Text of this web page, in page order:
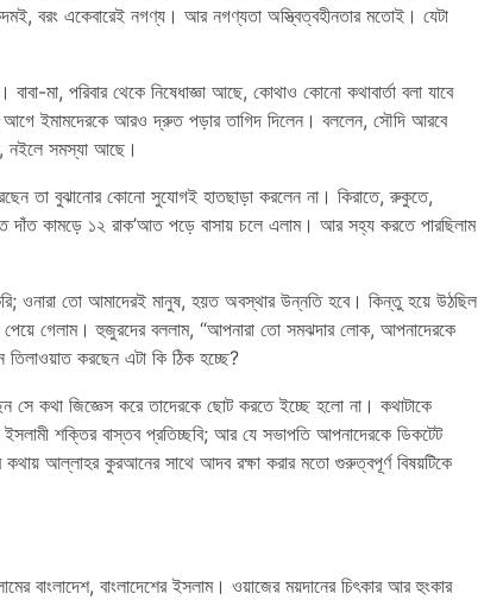
বরং একেবারেই নগণ্য। আর নগণ্যতা অস্ত্বিত্বহীনতার মতোই। যেটা
মা, পরিবার থেকে নিষেধাজ্ঞা আছে, কোথাও কোনো কথাবার্তা বলা যাবে
আগে ইমামদেরকে আরও দ্রুত পড়ার তাগিদ দিলেন। বললেন, সৌদি আরবে
নইলে সমস্যা আছে।
তা বুঝানোর কোনো সুযোগই হাতছাড়া করলেন না। কিরাতে, রুকুতে,
দাঁত কামড়ে ১২ রাক’আত পড়ে বাসায় চলে এলাম। আর সহ্য করতে পারছিলাম
ওনারা তো আমাদেরই মানুষ, হয়ত অবস্থার উন্নতি হবে। কিন্তু হয়ে উঠছিল
গেলাম। হুজুরদের বললাম, “আপনারা তো সমঝদার লোক, আপনাদেরকে
করছেন এটা কি ঠিক হচ্ছে?
সে কথা জিজ্ঞেস করে তাদেরকে ছোট করতে ইচ্ছে হলো না। কথাটাকে
শক্তির বাস্তব প্রতিচ্ছবি; আর যে সভাপতি আপনাদেরকে ডিকটেট
আল্লাহর কুরআনের সাথে আদব রক্ষা করার মতো গুরুত্বপূর্ণ বিষয়টিকে
বাংলাদেশ, বাংলাদেশের ইসলাম। ওয়াজের ময়দানের চিৎকার আর হুংকার